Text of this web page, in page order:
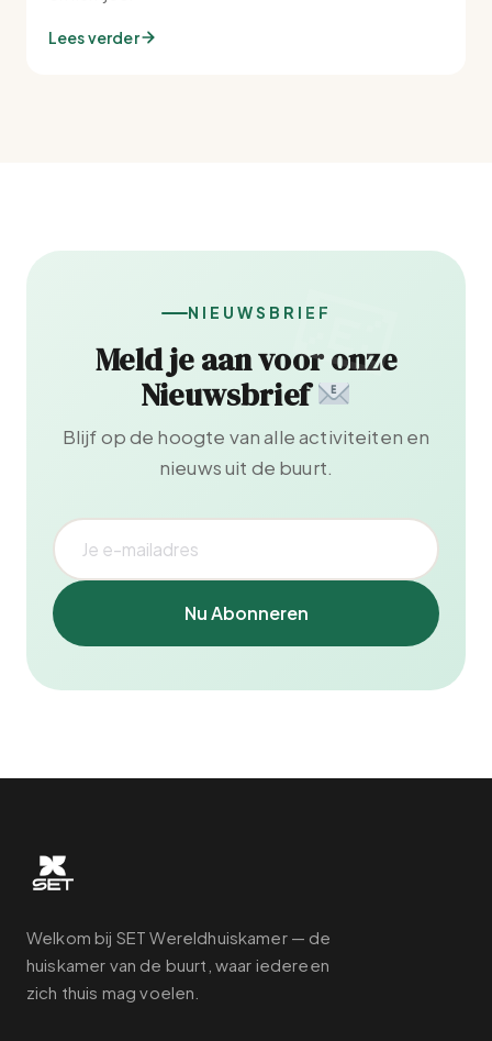
Lees verder
NIEUWSBRIEF
Meld je aan voor onze
Nieuwsbrief
Blijf op de hoogte van alle activiteiten en
nieuws uit de buurt.
Nu Abonneren
Welkom bij SET Wereldhuiskamer — de
huiskamer van de buurt, waar iedereen
zich thuis mag voelen.